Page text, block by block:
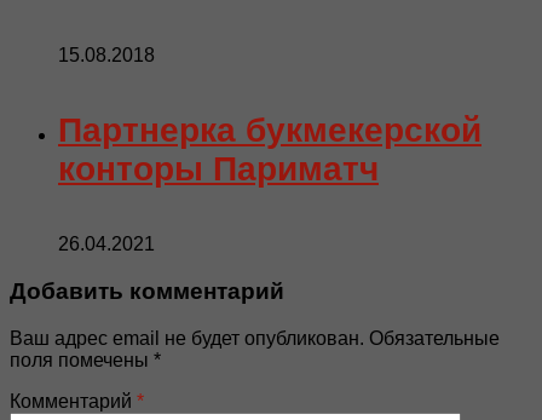
15.08.2018
Партнерка букмекерской
конторы Париматч
26.04.2021
Добавить комментарий
Ваш адрес email не будет опубликован. Обязательные
поля помечены *
Комментарий *